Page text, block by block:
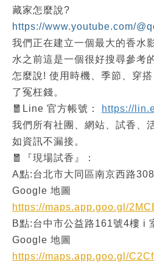
藏家怎麼說?
https://www.youtube.com/
我們正在建立一個最大的香水
水之前這是一個很好搜尋參考
怎麼說! 使用時機、季節、穿
了冤枉錢。
🧧Line 官方帳號：
https://
我們所有社團、網站、試香、
如資訊不漏接。
🧧『現場試香』：
A點:台北市大同區南京西路
Google 地圖
https://maps.app.goo.gl/
B點:台中市公益路161號4樓 i
Google 地圖
https://maps.app.goo.gl/